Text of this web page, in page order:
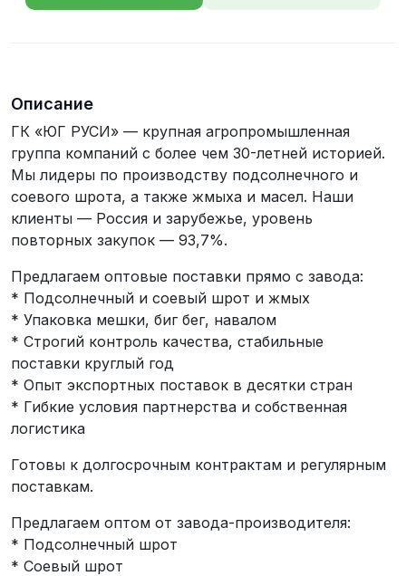
Описание
ГК «ЮГ РУСИ» — крупная агропромышленная
группа компаний с более чем 30-летней историей.
Мы лидеры по производству подсолнечного и
соевого шрота, а также жмыха и масел. Наши
клиенты — Россия и зарубежье, уровень
повторных закупок — 93,7%.
Предлагаем оптовые поставки прямо с завода:
* Подсолнечный и соевый шрот и жмых
* Упаковка мешки, биг бег, навалом
* Строгий контроль качества, стабильные
поставки круглый год
* Опыт экспортных поставок в десятки стран
* Гибкие условия партнерства и собственная
логистика
Готовы к долгосрочным контрактам и регулярным
поставкам.
Предлагаем оптом от завода-производителя:
* Подсолнечный шрот
* Соевый шрот